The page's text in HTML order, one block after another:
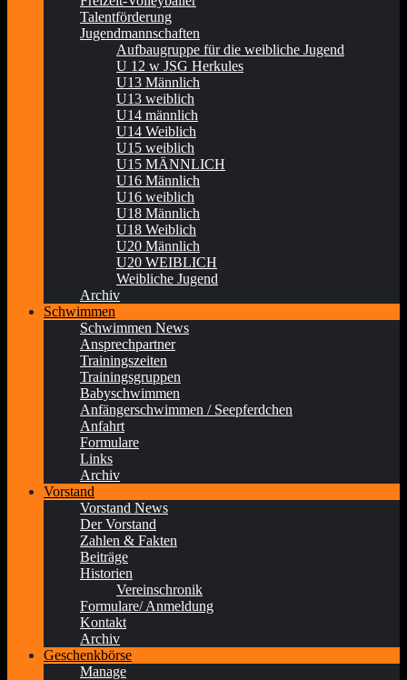
Talentförderung
Jugendmannschaften
Aufbaugruppe für die weibliche Jugend
U 12 w JSG Herkules
U13 Männlich
U13 weiblich
U14 männlich
U14 Weiblich
U15 weiblich
U15 MÄNNLICH
U16 Männlich
U16 weiblich
U18 Männlich
U18 Weiblich
U20 Männlich
U20 WEIBLICH
Weibliche Jugend
Archiv
Schwimmen
Schwimmen News
Ansprechpartner
Trainingszeiten
Trainingsgruppen
Babyschwimmen
Anfängerschwimmen / Seepferdchen
Anfahrt
Formulare
Links
Archiv
Vorstand
Vorstand News
Der Vorstand
Zahlen & Fakten
Beiträge
Historien
Vereinschronik
Formulare/ Anmeldung
Kontakt
Archiv
Geschenkbörse
Manage